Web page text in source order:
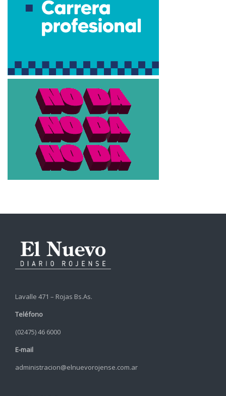
Lavalle 471 – Rojas Bs.As.
Teléfono
(02475) 46 6000
E-mail
administracion@elnuevorojense.com.ar